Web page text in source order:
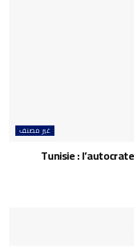
غير مصنف
Tunisie :